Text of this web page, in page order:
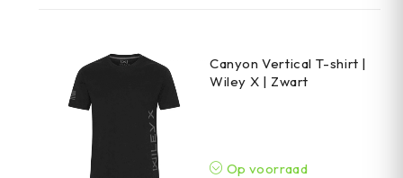
Canyon Vertical T-shirt |
Wiley X | Zwart
Op voorraad